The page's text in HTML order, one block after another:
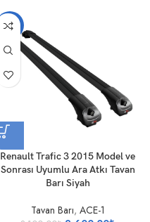
-16%
Renault Trafic 3 2015 Model ve
Sonrası Uyumlu Ara Atkı Tavan
Barı Siyah
Tavan Barı, ACE-1